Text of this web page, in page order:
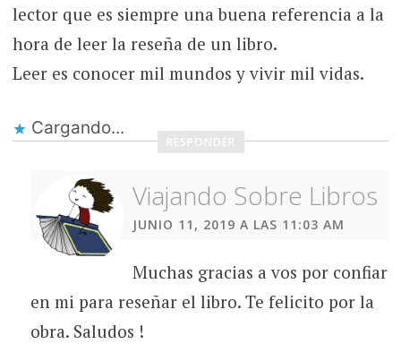
lector que es siempre una buena referencia a la
hora de leer la reseña de un libro.
Leer es conocer mil mundos y vivir mil vidas.
Cargando...
RESPONDER
Viajando Sobre Libros
JUNIO 11, 2019 A LAS 11:03 AM
Muchas gracias a vos por confiar
en mi para reseñar el libro. Te felicito por la
obra. Saludos !